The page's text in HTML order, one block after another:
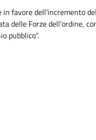
favore dell’incremento
delle Forze dell’ordine,
pubblico”.